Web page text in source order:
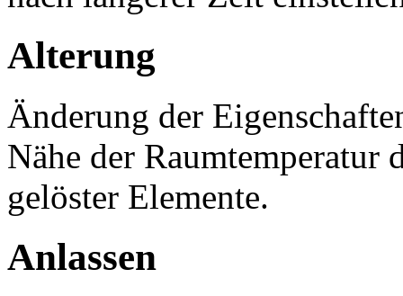
Alterung
Änderung der
Nähe der
gelöster Elemente.
Anlassen